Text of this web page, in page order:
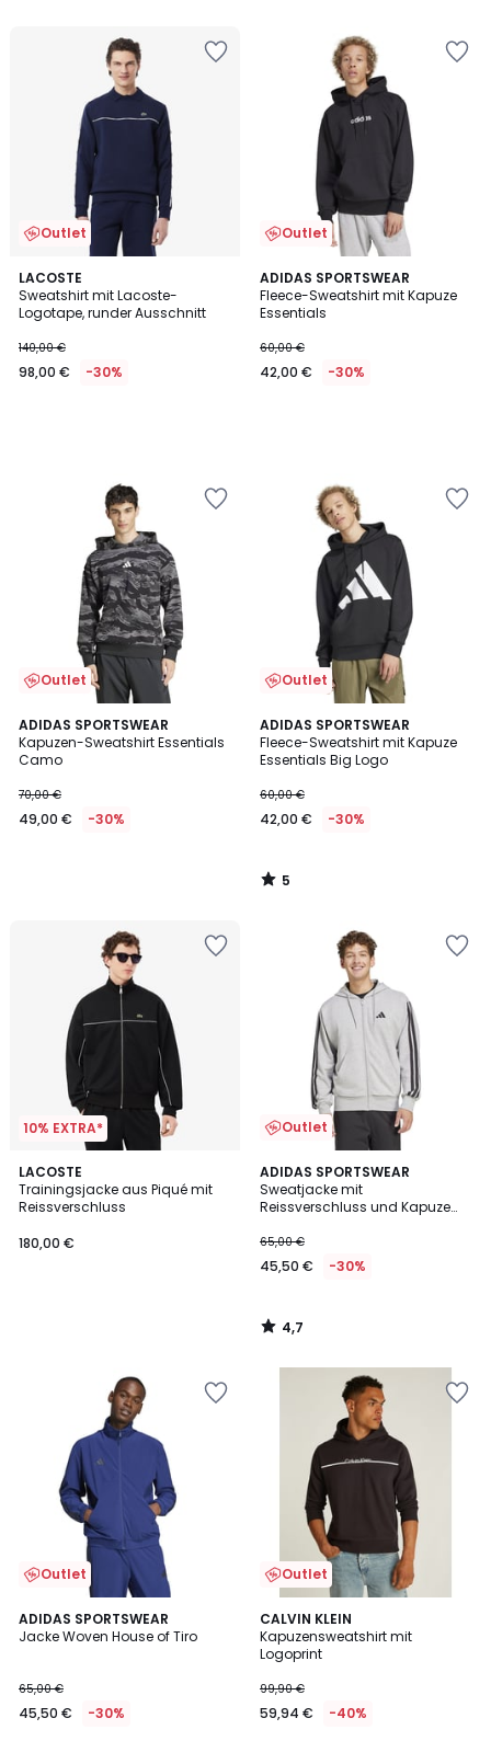
Outlet
LACOSTE
Sweatshirt mit Lacoste-
Logotape, runder Ausschnitt
140,00 €
98,00 € -30%
Outlet
ADIDAS SPORTSWEAR
Fleece-Sweatshirt mit Kapuze
Essentials
60,00 €
42,00 € -30%
Outlet
ADIDAS SPORTSWEAR
Kapuzen-Sweatshirt Essentials
Camo
70,00 €
49,00 € -30%
Outlet
ADIDAS SPORTSWEAR
Fleece-Sweatshirt mit Kapuze
Essentials Big Logo
60,00 €
42,00 € -30%
5
/
5
5
/
10% EXTRA*
LACOSTE
Trainingsjacke aus Piqué mit
Reissverschluss
180,00 €
Outlet
ADIDAS SPORTSWEAR
Sweatjacke mit
Reissverschluss und Kapuze
65,00 €
45,50 € -30%
4,7
/ 5
4,7
/
Outlet
ADIDAS SPORTSWEAR
Jacke Woven House of Tiro
65,00 €
45,50 € -30%
4,8
/ 5
Outlet
CALVIN KLEIN
Kapuzensweatshirt mit
Logoprint
99,90 €
59,94 € -40%